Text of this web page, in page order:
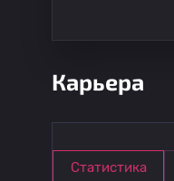
Карьера
Статистика